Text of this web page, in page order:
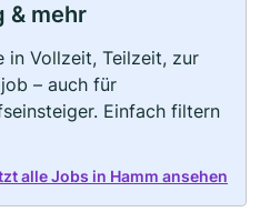
& mehr
in Vollzeit, Teilzeit, zur
– auch für
Einfach filtern
alle Jobs in Hamm ansehen